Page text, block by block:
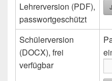
Lehrerversion (PDF),
passwortgeschützt
Schülerversion
(DOCX), frei
verfügbar